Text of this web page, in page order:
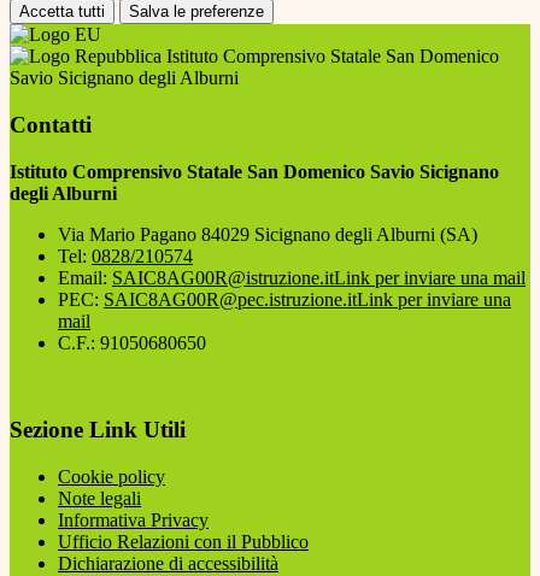
Accetta tutti Salva le preferenze
Istituto Comprensivo Statale San Domenico
Savio Sicignano degli Alburni
Contatti
Istituto Comprensivo Statale San Domenico Savio Sicignano
degli Alburni
Via Mario Pagano 84029 Sicignano degli Alburni (SA)
Tel: 0828/210574
Email: SAIC8AG00R@istruzione.itLink per inviare una mail
PEC: SAIC8AG00R@pec.istruzione.itLink per inviare una
mail
C.F.: 91050680650
Sezione Link Utili
Cookie policy
Note legali
Informativa Privacy
Ufficio Relazioni con il Pubblico
Dichiarazione di accessibilità